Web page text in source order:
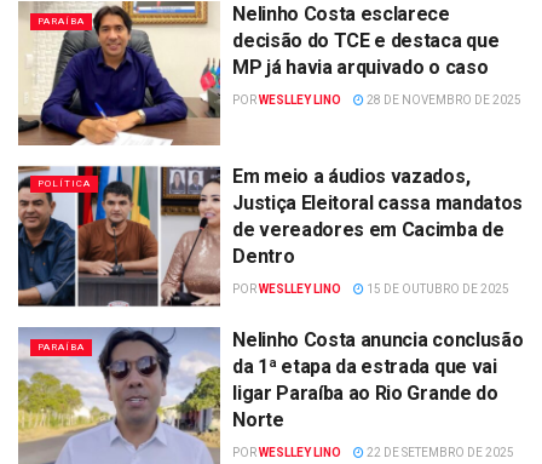
PARAÍBA
Nelinho Costa esclarece
decisão do TCE e destaca que
MP já havia arquivado o caso
PORWESLLEY LINO 28 DE NOVEMBRO DE 2025
POLÍTICA
Em meio a áudios vazados,
Justiça Eleitoral cassa mandatos
de vereadores em Cacimba de
Dentro
PORWESLLEY LINO 15 DE OUTUBRO DE 2025
PARAÍBA
Nelinho Costa anuncia conclusão
da 1ª etapa da estrada que vai
ligar Paraíba ao Rio Grande do
Norte
PORWESLLEY LINO 22 DE SETEMBRO DE 2025